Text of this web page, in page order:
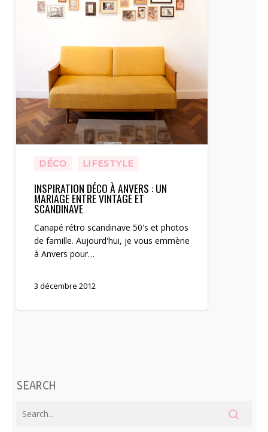
DÉCO LIFESTYLE
INSPIRATION DÉCO À ANVERS : UN
MARIAGE ENTRE VINTAGE ET
SCANDINAVE
Canapé rétro scandinave 50's et photos
de famille. Aujourd'hui, je vous emmène
à Anvers pour…
3 décembre 2012
SEARCH